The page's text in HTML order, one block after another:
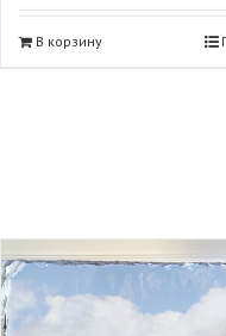
В корзину